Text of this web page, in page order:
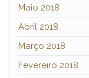
Maio 2018
Abril 2018
Março 2018
Fevereiro 2018